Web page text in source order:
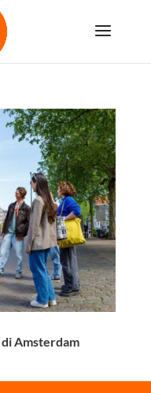
Amsterdam